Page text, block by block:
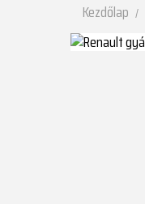
Kezdőlap